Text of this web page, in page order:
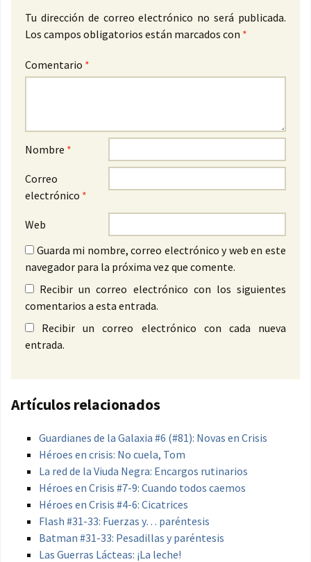
Tu dirección de correo electrónico no será publicada.
Los campos obligatorios están marcados con *
Comentario *
Nombre *
Correo
electrónico *
Web
Guarda mi nombre, correo electrónico y web en este
navegador para la próxima vez que comente.
Recibir un correo electrónico con los siguientes
comentarios a esta entrada.
Recibir un correo electrónico con cada nueva
entrada.
Artículos relacionados
Guardianes de la Galaxia #6 (#81): Novas en Crisis
Héroes en crisis: No cuela, Tom
La red de la Viuda Negra: Encargos rutinarios
Héroes en Crisis #7-9: Cuando todos caemos
Héroes en Crisis #4-6: Cicatrices
Flash #31-33: Fuerzas y… paréntesis
Batman #31-33: Pesadillas y paréntesis
Las Guerras Lácteas: ¡La leche!